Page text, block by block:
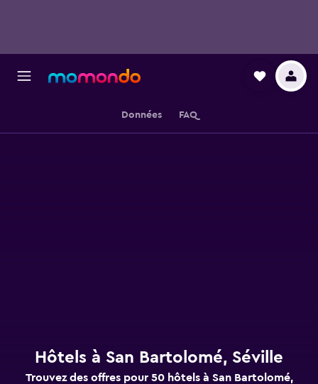
Données FAQ
Hôtels à San Bartolomé, Séville
Trouvez des offres pour 50 hôtels à San Bartolomé,